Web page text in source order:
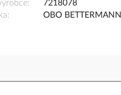
7218078
OBO BETTERMANN